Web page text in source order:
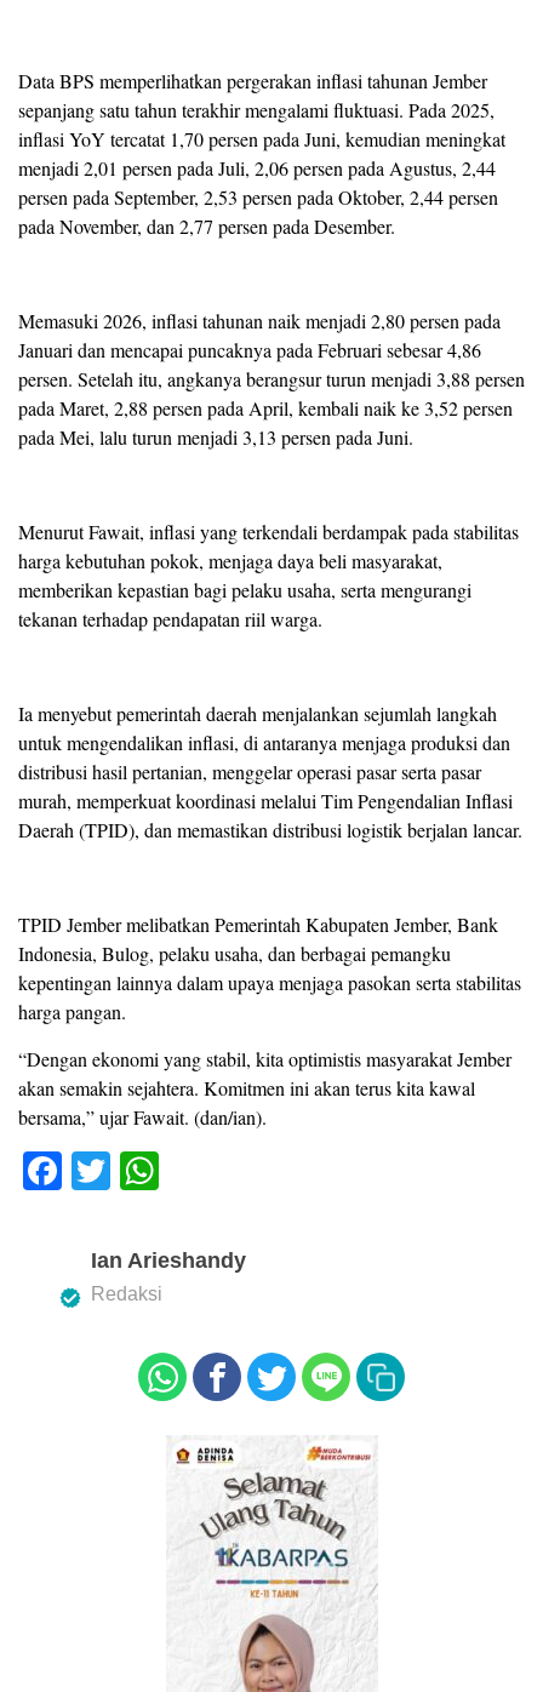
Data BPS memperlihatkan pergerakan inflasi tahunan Jember
sepanjang satu tahun terakhir mengalami fluktuasi. Pada 2025,
inflasi YoY tercatat 1,70 persen pada Juni, kemudian meningkat
menjadi 2,01 persen pada Juli, 2,06 persen pada Agustus, 2,44
persen pada September, 2,53 persen pada Oktober, 2,44 persen
pada November, dan 2,77 persen pada Desember.
Memasuki 2026, inflasi tahunan naik menjadi 2,80 persen pada
Januari dan mencapai puncaknya pada Februari sebesar 4,86
persen. Setelah itu, angkanya berangsur turun menjadi 3,88 persen
pada Maret, 2,88 persen pada April, kembali naik ke 3,52 persen
pada Mei, lalu turun menjadi 3,13 persen pada Juni.
Menurut Fawait, inflasi yang terkendali berdampak pada stabilitas
harga kebutuhan pokok, menjaga daya beli masyarakat,
memberikan kepastian bagi pelaku usaha, serta mengurangi
tekanan terhadap pendapatan riil warga.
Ia menyebut pemerintah daerah menjalankan sejumlah langkah
untuk mengendalikan inflasi, di antaranya menjaga produksi dan
distribusi hasil pertanian, menggelar operasi pasar serta pasar
murah, memperkuat koordinasi melalui Tim Pengendalian Inflasi
Daerah (TPID), dan memastikan distribusi logistik berjalan lancar.
TPID Jember melibatkan Pemerintah Kabupaten Jember, Bank
Indonesia, Bulog, pelaku usaha, dan berbagai pemangku
kepentingan lainnya dalam upaya menjaga pasokan serta stabilitas
harga pangan.
“Dengan ekonomi yang stabil, kita optimistis masyarakat Jember
akan semakin sejahtera. Komitmen ini akan terus kita kawal
bersama,” ujar Fawait. (dan/ian).
F
e
T
tt
er
at
s
p
p
Ian Arieshandy
Redaksi